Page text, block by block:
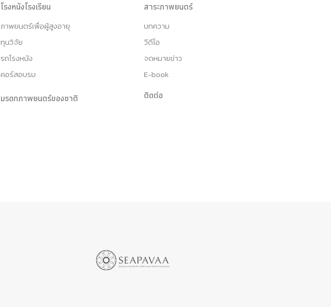
โรงหนังโรงเรียน
ภาพยนตร์เพื่อผู้สูงอายุ
ทุนวิจัย
รถโรงหนัง
คอร์สอบรม
มรดกภาพยนตร์ของชาติ
สาระภาพยนตร์
บทความ
วีดีโอ
จดหมายข่าว
E-book
ติดต่อ